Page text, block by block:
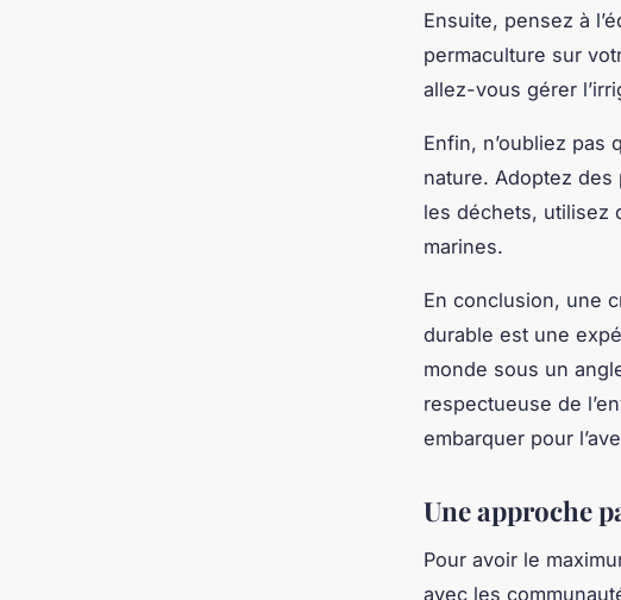
Ensuite, pensez à
permaculture sur
allez-vous gérer
Enfin, n’oubliez
nature. Adoptez
les déchets, utilisez
marines.
En conclusion, une
durable est une
monde sous un
respectueuse de
embarquer pour
Une approche
Pour avoir le
avec les